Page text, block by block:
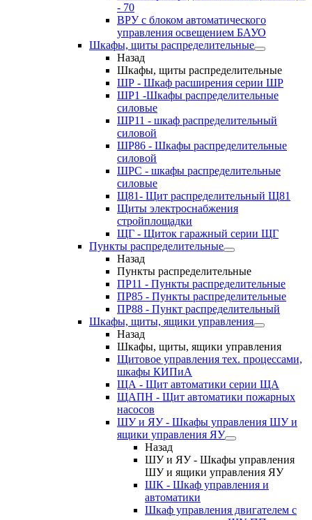
- 70
ВРУ с блоком автоматического
управления освещением БАУО
Шкафы, щиты распределительные
Назад
Шкафы, щиты распределительные
ШР - Шкаф расширения серии ШР
ШР1 -Шкафы распределительные
силовые
ШР11 - шкаф распределительный
силовой
ШР86 - Шкафы распределительные
силовой
ШРС - шкафы распределительные
силовые
Щ81- Щит распределительный Щ81
Щиты электроснабжения
стройплощадки
ЩГ - Щиток гаражный серии ЩГ
Пункты распределительные
Назад
Пункты распределительные
ПР11 - Пункты распределительные
ПР85 - Пункты распределительные
ПР88 - Пункт распределительный
Шкафы, щиты, ящики управления
Назад
Шкафы, щиты, ящики управления
Щитовое управления тех. процессами,
шкафы КИПиА
ЩА - Щит автоматики серии ЩА
ЩАПН - Щит автоматики пожарных
насосов
ШУ и ЯУ - Шкафы управления ШУ и
ящики управления ЯУ
Назад
ШУ и ЯУ - Шкафы управления
ШУ и ящики управления ЯУ
ШК - Шкаф управления и
автоматики
Шкаф управления двигателем с